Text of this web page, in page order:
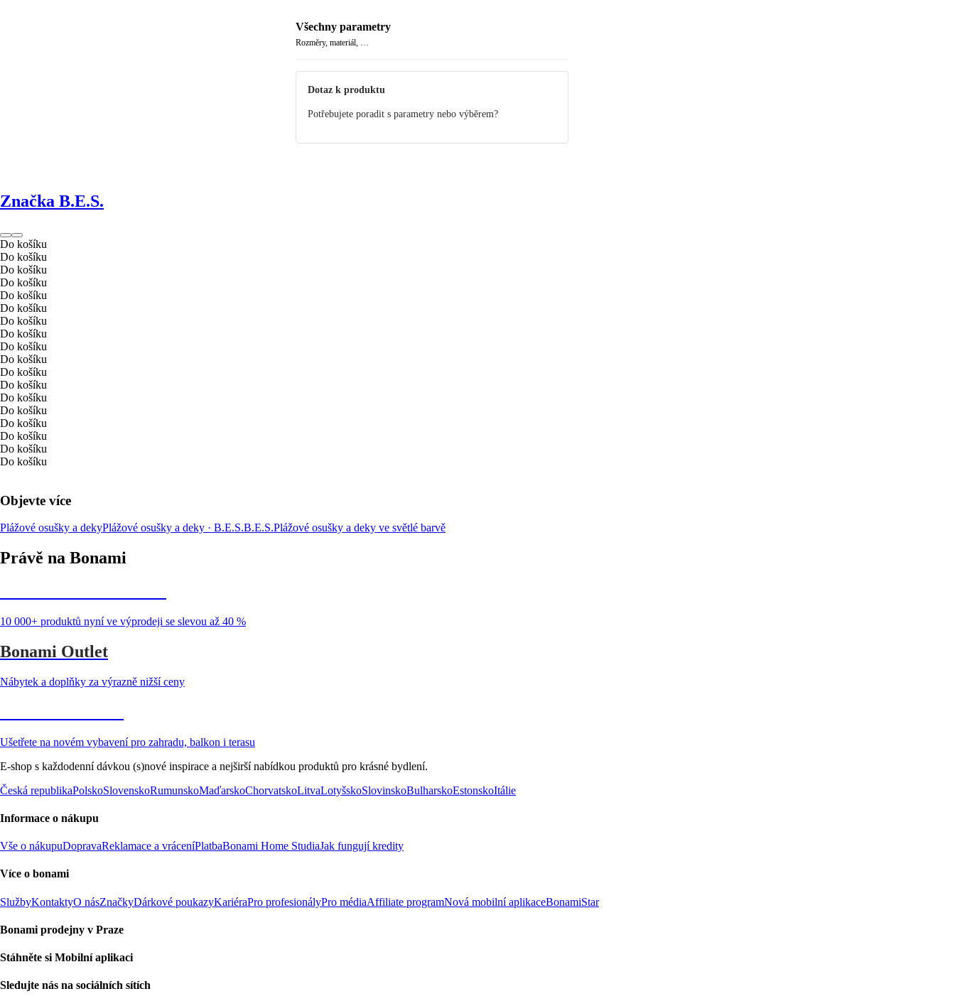
Všechny parametry
Rozměry, materiál, …
Dotaz k produktu
Potřebujete poradit s parametry nebo výběrem?
Značka B.E.S.
Do košíku
Do košíku
Do košíku
Do košíku
Do košíku
Do košíku
Do košíku
Do košíku
Do košíku
Do košíku
Do košíku
Do košíku
Do košíku
Do košíku
Do košíku
Do košíku
Do košíku
Do košíku
Objevte více
Plážové osušky a dekyPlážové osušky a deky · B.E.S.B.E.S.Plážové osušky a deky ve světlé barvě
Právě na Bonami
10 000+ produktů nyní ve výprodeji se slevou až 40 %
Bonami Outlet
Nábytek a doplňky za výrazně nižší ceny
Ušetřete na novém vybavení pro zahradu, balkon i terasu
E-shop s každodenní dávkou (s)nové inspirace a nejširší nabídkou produktů pro krásné bydlení.
Česká republikaPolskoSlovenskoRumunskoMaďarskoChorvatskoLitvaLotyšskoSlovinskoBulharskoEstonskoItálie
Informace o nákupu
Vše o nákupuDopravaReklamace a vráceníPlatbaBonami Home StudiaJak fungují kredity
Více o bonami
SlužbyKontaktyO násZnačkyDárkové poukazyKariéraPro profesionályPro médiaAffiliate programNová mobilní aplikaceBonamiStar
Bonami prodejny v Praze
Stáhněte si Mobilní aplikaci
Sledujte nás na sociálních sítích